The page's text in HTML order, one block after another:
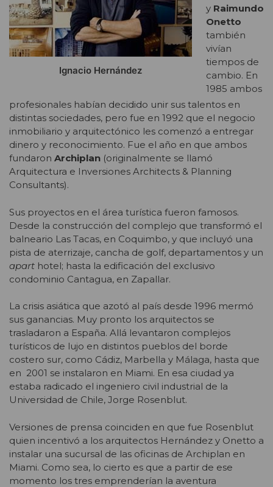
Ignacio Hernández
y Raimundo
Onetto
también
vivían
tiempos de
cambio. En
1985 ambos
profesionales habían decidido unir sus talentos en
distintas sociedades, pero fue en 1992 que el negocio
inmobiliario y arquitectónico les comenzó a entregar
dinero y reconocimiento. Fue el año en que ambos
fundaron Archiplan (originalmente se llamó
Arquitectura e Inversiones Architects & Planning
Consultants).
Sus proyectos en el área turística fueron famosos.
Desde la construcción del complejo que transformó el
balneario Las Tacas, en Coquimbo, y que incluyó una
pista de aterrizaje, cancha de golf, departamentos y un
apart hotel; hasta la edificación del exclusivo
condominio Cantagua, en Zapallar.
La crisis asiática que azotó al país desde 1996 mermó
sus ganancias. Muy pronto los arquitectos se
trasladaron a España. Allá levantaron complejos
turísticos de lujo en distintos pueblos del borde
costero sur, como Cádiz, Marbella y Málaga, hasta que
en 2001 se instalaron en Miami. En esa ciudad ya
estaba radicado el ingeniero civil industrial de la
Universidad de Chile, Jorge Rosenblut.
Versiones de prensa coinciden en que fue Rosenblut
quien incentivó a los arquitectos Hernández y Onetto a
instalar una sucursal de las oficinas de Archiplan en
Miami. Como sea, lo cierto es que a partir de ese
momento los tres emprenderían la aventura